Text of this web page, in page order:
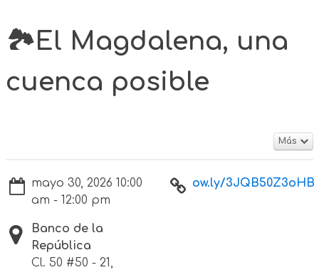
🏞️El Magdalena, una
cuenca posible
Más
mayo 30, 2026 10:00
am - 12:00 pm
Banco de la
República
Cl. 50 #50 - 21,
ow.ly/3JQB50Z3oHB